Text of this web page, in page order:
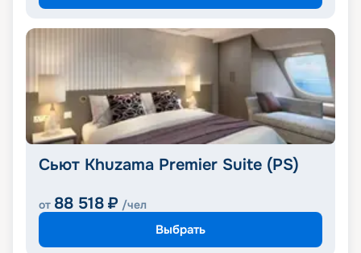
Сьют Khuzama Premier Suite (PS)
от 88 518 ₽ /чел
Выбрать